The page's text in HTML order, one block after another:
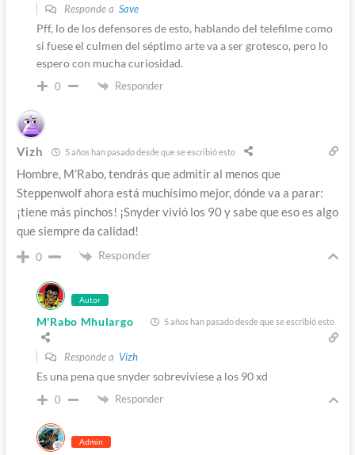
Responde a Save
Pff, lo de los defensores de esto, hablando del telefilme como
si fuese el culmen del séptimo arte va a ser grotesco, pero lo
espero con mucha curiosidad.
0 Responder
Vizh 5 años han pasado desde que se escribió esto
Hombre, M’Rabo, tendrás que admitir al menos que
Steppenwolf ahora está muchísimo mejor, dónde va a parar:
¡tiene más pinchos! ¡Snyder vivió los 90 y sabe que eso es algo
que siempre da calidad!
0 Responder
Autor
M'Rabo Mhulargo 5 años han pasado desde que se escribió esto
Responde a Vizh
Es una pena que snyder sobreviviese a los 90 xd
0 Responder
Admin